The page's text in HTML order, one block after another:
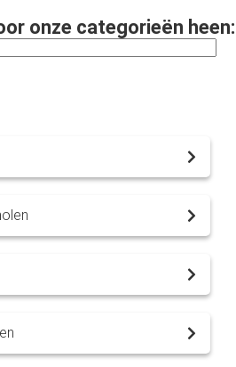
onze categorieën heen: